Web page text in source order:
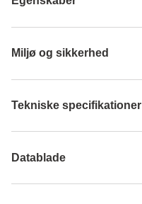
Miljø og sikkerhed
Tekniske specifikationer
Datablade